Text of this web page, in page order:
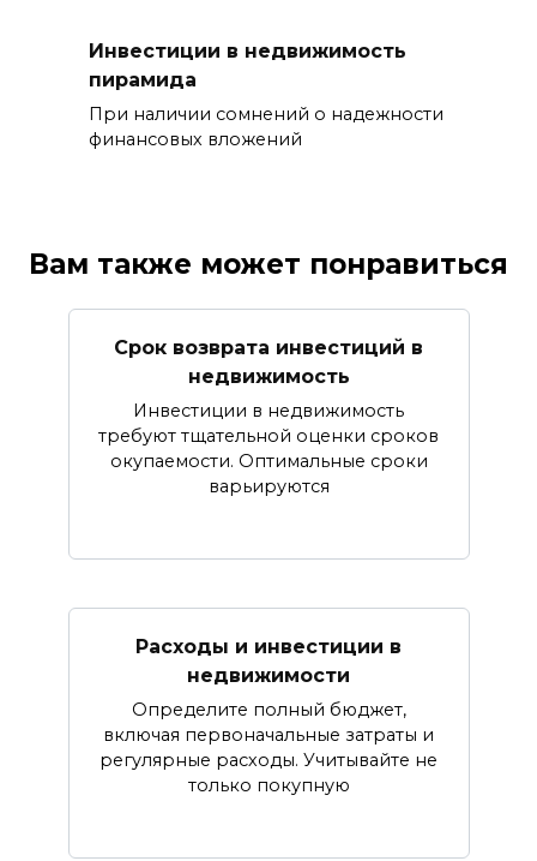
Инвестиции в недвижимость
пирамида
При наличии сомнений о надежности
финансовых вложений
Вам также может понравиться
Срок возврата инвестиций в
недвижимость
Инвестиции в недвижимость
требуют тщательной оценки сроков
окупаемости. Оптимальные сроки
варьируются
Расходы и инвестиции в
недвижимости
Определите полный бюджет,
включая первоначальные затраты и
регулярные расходы. Учитывайте не
только покупную